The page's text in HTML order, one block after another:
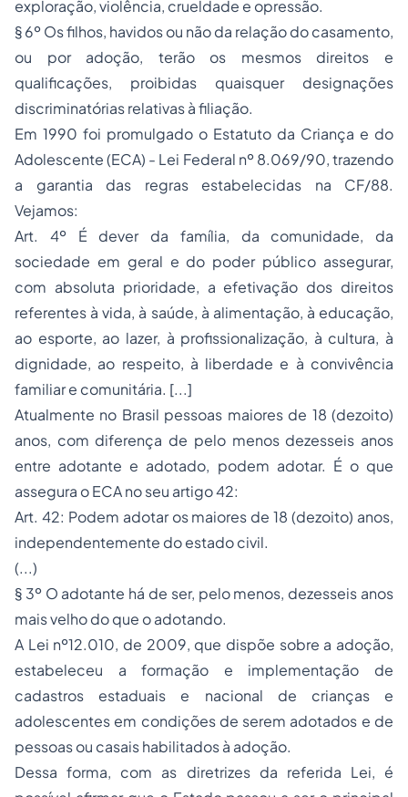
exploração, violência, crueldade e opressão.
§ 6º Os filhos, havidos ou não da relação do casamento,
ou por adoção, terão os mesmos direitos e
qualificações, proibidas quaisquer designações
discriminatórias relativas à filiação.
Em 1990 foi promulgado o Estatuto da Criança e do
Adolescente (ECA) - Lei Federal nº8.069/90, trazendo
a garantia das regras estabelecidas na CF/88.
Vejamos:
Art. 4º É dever da família, da comunidade, da
sociedade em geral e do poder público assegurar,
com absoluta prioridade, a efetivação dos direitos
referentes à vida, à saúde, à alimentação, à educação,
ao esporte, ao lazer, à profissionalização, à cultura, à
dignidade, ao respeito, à liberdade e à convivência
familiar e comunitária. [...]
Atualmente no Brasil pessoas maiores de 18 (dezoito)
anos, com diferença de pelo menos dezesseis anos
entre adotante e adotado, podem adotar. É o que
assegura o ECA no seu artigo 42:
Art. 42: Podem adotar os maiores de 18 (dezoito) anos,
independentemente do estado civil.
(...)
§ 3º O adotante há de ser, pelo menos, dezesseis anos
mais velho do que o adotando.
A Lei nº12.010, de 2009, que dispõe sobre a adoção,
estabeleceu a formação e implementação de
cadastros estaduais e nacional de crianças e
adolescentes em condições de serem adotados e de
pessoas ou casais habilitados à adoção.
Dessa forma, com as diretrizes da referida Lei, é